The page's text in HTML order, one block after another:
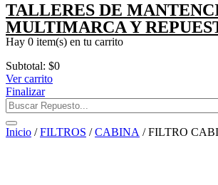
TALLERES DE
MULTIMARCA Y
Hay 0 item(s) en tu carrito
Subtotal: $0
Ver carrito
Finalizar
Inicio /FILTROS /CABINA / FILTRO